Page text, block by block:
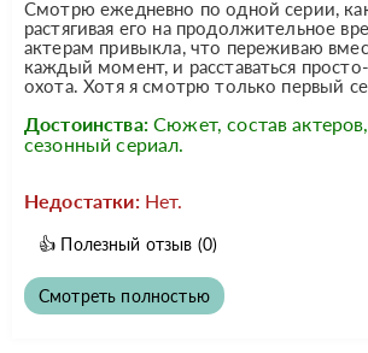
Смотрю ежедневно по одной серии,
растягивая его на продолжительное
актерам привыкла, что переживаю
каждый момент, и расставаться
охота. Хотя я смотрю только первый
Достоинства: Сюжет, состав
сезонный сериал.
Недостатки: Нет.
👍 Полезный отзыв (0)
Смотреть полностью